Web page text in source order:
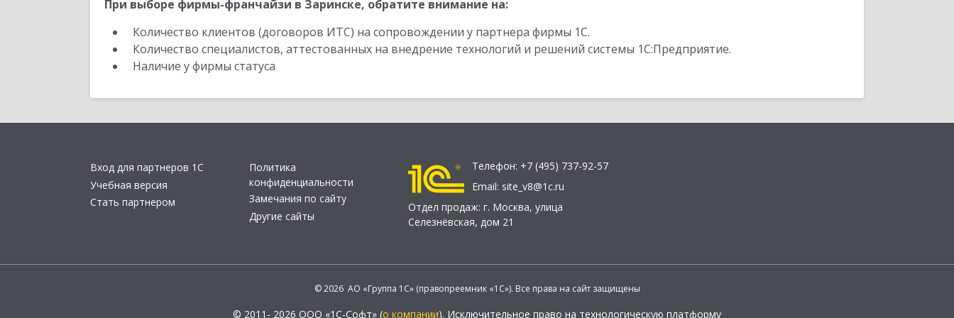
При выборе фирмы-франчайзи в Заринске, обратите внимание на:
Количество клиентов (договоров ИТС) на сопровождении у партнера фирмы 1С.
Количество специалистов, аттестованных на внедрение технологий и решений системы 1С:Предприятие.
Наличие у фирмы статуса
Вход для партнеров 1С
Учебная версия
Стать партнером
Политика
конфиденциальности
Замечания по сайту
Другие сайты
Телефон: +7 (495) 737-92-57
Email: site_v8@1c.ru
Отдел продаж: г. Москва, улица
Селезнёвская, дом 21
© 2026 АО «Группа 1С» (правопреемник «1С»). Все права на сайт защищены
© 2011- 2026 ООО «1С-Софт» (о компании). Исключительное право на технологическую платформу